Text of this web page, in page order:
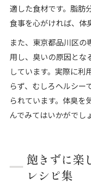
適した食材です。脂肪
食事を心がければ、体
また、東京都品川区
用し、臭いの原因とな
しています。実際に利
らず、むしろヘルシー
られています。体臭を
んでみてはいかがでし
飽きずに楽
レシピ集